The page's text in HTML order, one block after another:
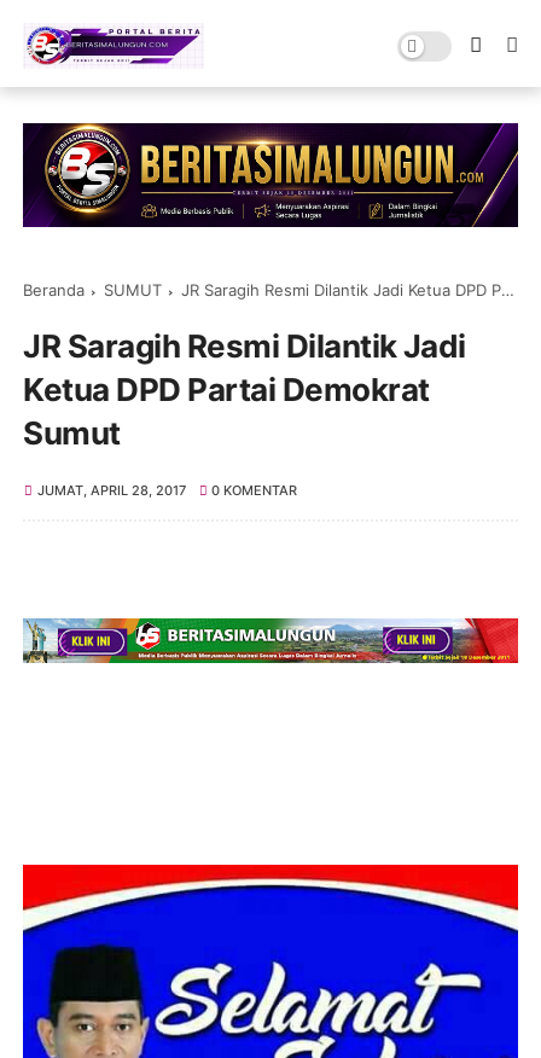
Beranda SUMUT JR Saragih Resmi Dilantik Jadi Ketua DPD Partai Demokrat Sumut
JR Saragih Resmi Dilantik Jadi
Ketua DPD Partai Demokrat
Sumut
JUMAT, APRIL 28, 2017 0 KOMENTAR